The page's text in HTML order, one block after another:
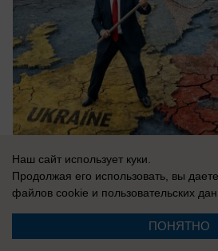
10.08.2026
Наш сайт использует куки.
Продолжая его использовать, вы
файлов cookie и пользовательских
ПОНЯТНО